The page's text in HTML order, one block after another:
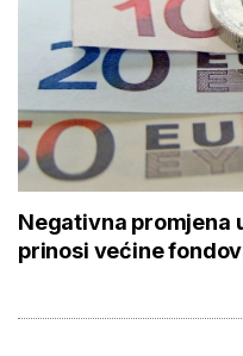
Negativna promjena
prinosi većine